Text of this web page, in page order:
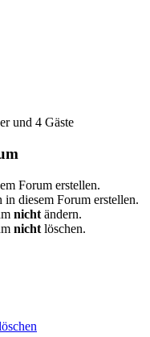
und 4 Gäste
Forum erstellen.
diesem Forum erstellen.
nicht ändern.
nicht löschen.